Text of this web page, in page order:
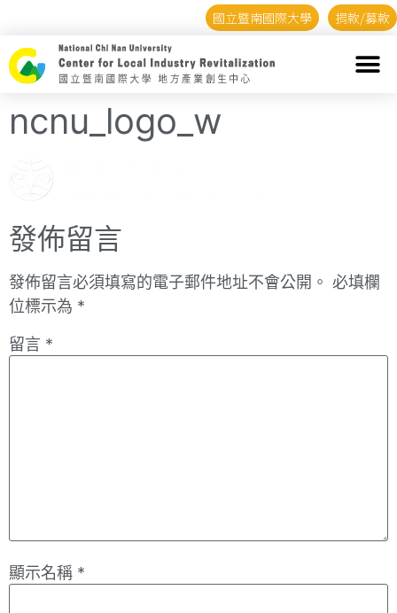
國立暨南國際大學 捐款/募款
ncnu_logo_w
發佈留言
發佈留言必須填寫的電子郵件地址不會公開。 必填欄
位標示為 *
留言 *
顯示名稱 *